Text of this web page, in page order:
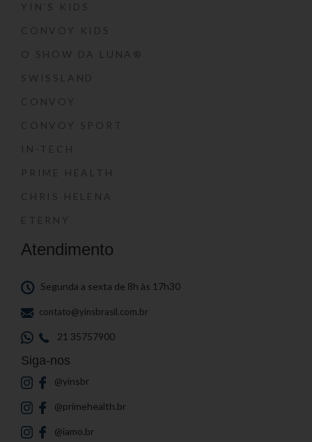
YIN’S KIDS
CONVOY KIDS
O SHOW DA LUNA®
SWISSLAND
CONVOY
CONVOY SPORT
IN-TECH
PRIME HEALTH
CHRIS HELENA
ETERNY
Atendimento
Segunda a sexta de 8h às 17h30
contato@yinsbrasil.com.br
21 35757900
Siga-nos
@yinsbr
@primehealth.br
@iamo.br